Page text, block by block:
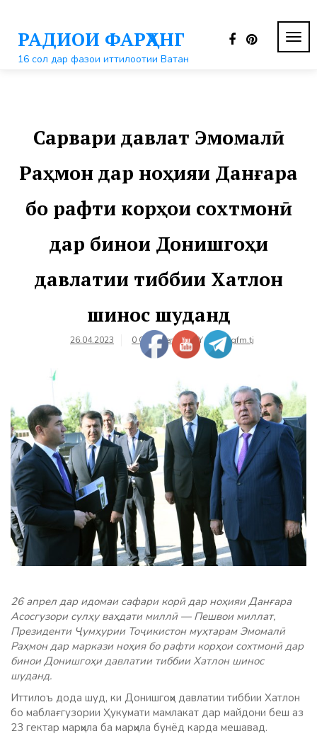
контентуРАДИОИ ФАРҲАНГ
16 сол дар фазои иттилоотии Ватан
Сарвари давлат Эмомалӣ
Раҳмон дар ноҳияи Данғара
бо рафти корҳои сохтмонӣ
дар бинои Донишгоҳи
давлатии тиббии Хатлон
шинос шуданд
26.04.2023 0 Comments BYfarhangfm.tj
26 апрел дар идомаи сафари корӣ дар ноҳияи Данғара
Асосгузори сулҳу ваҳдати миллӣ — Пешвои миллат,
Президенти Ҷумҳурии Тоҷикистон муҳтарам Эмомалӣ
Раҳмон дар маркази ноҳия бо рафти корҳои сохтмонӣ дар
бинои Донишгоҳи давлатии тиббии Хатлон шинос
шуданд.
Иттилоъ дода шуд, ки Донишгоҳи давлатии тиббии Хатлон
бо маблағгузории Ҳукумати мамлакат дар майдони беш аз
23 гектар марҳила ба марҳила бунёд карда мешавад.